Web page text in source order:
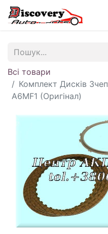
Всі товари
Комплект Дисків
A6MF1 (Оригінал)